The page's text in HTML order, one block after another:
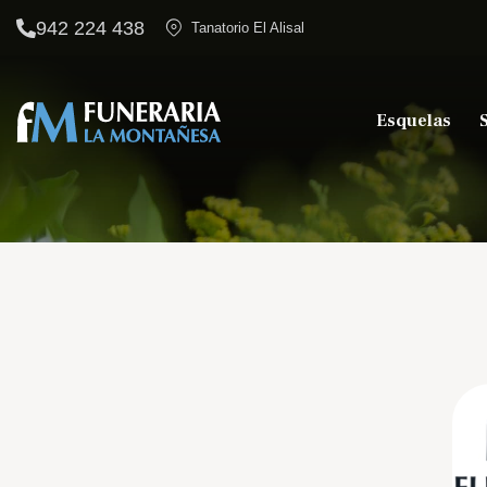
942 224 438 Tanatorio El Alisal
Esquelas